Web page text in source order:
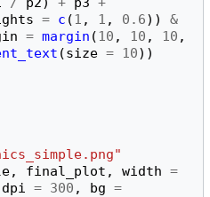
= c (1 , 1 , 0.6))
&
= margin (10 , 10 , 10 ,
(size = 10))
, final_plot , width =
dpi = 300 , bg =